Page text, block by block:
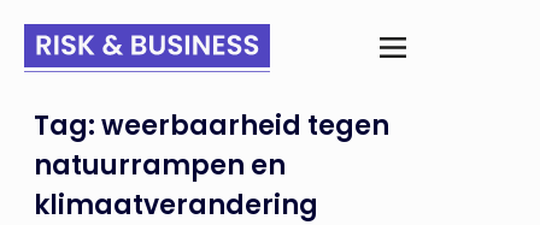
Tag:weerbaarheid tegen
natuurrampen en
klimaatverandering